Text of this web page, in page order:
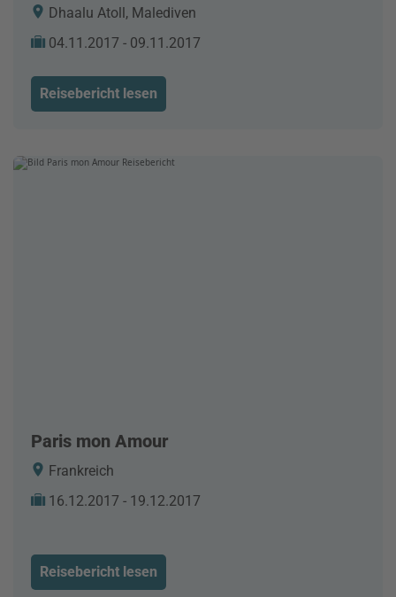
Dhaalu Atoll, Malediven
04.11.2017 - 09.11.2017
Reisebericht lesen
Paris mon Amour
Frankreich
16.12.2017 - 19.12.2017
Reisebericht lesen